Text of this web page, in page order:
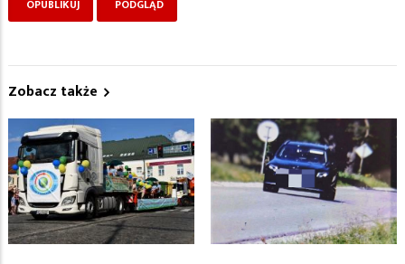
Zobacz także